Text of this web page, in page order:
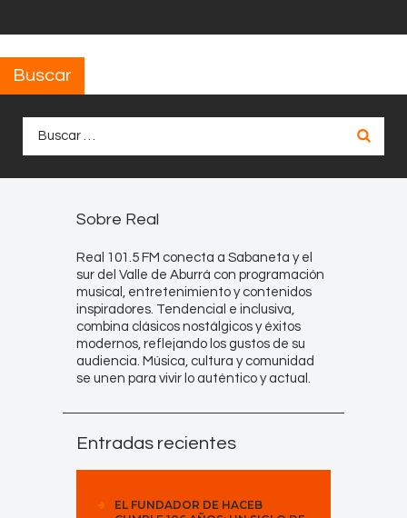
Buscar
Sobre Real
Real 101.5 FM conecta a Sabaneta y el
sur del Valle de Aburrá con programación
musical, entretenimiento y contenidos
inspiradores. Tendencial e inclusiva,
combina clásicos nostálgicos y éxitos
modernos, reflejando los gustos de su
audiencia. Música, cultura y comunidad
se unen para vivir lo auténtico y actual.
Entradas recientes
EL FUNDADOR DE HACEB